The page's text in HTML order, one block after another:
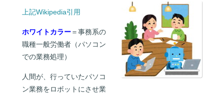
上記Wikipedia引用
ホワイトカラー＝事務系の
職種一般労働者（パソコン
での業務処理）
人間が、行っていたパソコ
ン業務をロボットにさせ業